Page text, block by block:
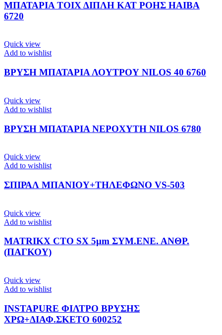
ΜΠΑΤΑΡΙΑ ΤΟΙΧ ΔΙΠΛΗ ΚΑΤ ΡΟΗΣ HAIBA
6720
Quick view
Add to wishlist
ΒΡΥΣΗ ΜΠΑΤΑΡΙΑ ΛΟΥΤΡΟΥ NILOS 40 6760
Quick view
Add to wishlist
ΒΡΥΣΗ ΜΠΑΤΑΡΙΑ ΝΕΡΟΧΥΤΗ NILOS 6780
Quick view
Add to wishlist
ΣΠΙΡΑΛ ΜΠΑΝΙΟΥ+ΤΗΛΕΦΩΝΟ VS-503
Quick view
Add to wishlist
MATRIKX CTO SX 5μm ΣΥΜ.ΕΝΕ. ΑΝΘΡ.
(ΠΑΓΚΟΥ)
Quick view
Add to wishlist
INSTAPURE ΦΙΛΤΡΟ ΒΡΥΣΗΣ
ΧΡΩ+ΔΙΑΦ.ΣΚΕΤΟ 600252